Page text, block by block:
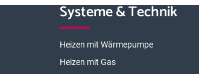
Systeme & Technik
Heizen mit Wärmepumpe
Heizen mit Gas